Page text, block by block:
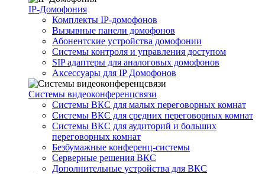
IP-Домофония
Комплекты IP-домофонов
Вызывные панели домофонов
Абонентские устройства домофонии
Системы контроля и управления доступом
SIP адаптеры для аналоговых домофонов
Аксессуары для IP Домофонов
Системы видеоконференцсвязи
Системы ВКС для малых переговорных комнат
Системы ВКС для средних переговорных комнат
Системы ВКС для аудиторий и больших
переговорных комнат
Безбумажные конференц-системы
Серверные решения ВКС
Дополнительные устройства для ВКС